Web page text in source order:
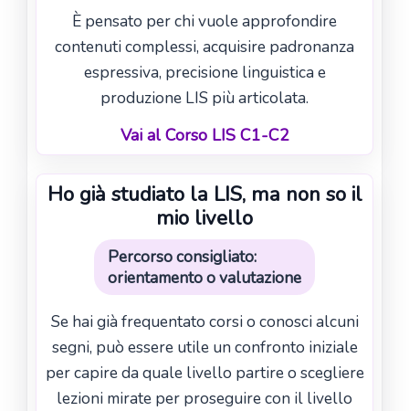
È pensato per chi vuole approfondire
contenuti complessi, acquisire padronanza
espressiva, precisione linguistica e
produzione LIS più articolata.
Vai al Corso LIS C1-C2
Ho già studiato la LIS, ma non so il
mio livello
Percorso consigliato:
orientamento o valutazione
Se hai già frequentato corsi o conosci alcuni
segni, può essere utile un confronto iniziale
per capire da quale livello partire o scegliere
lezioni mirate per proseguire con il livello